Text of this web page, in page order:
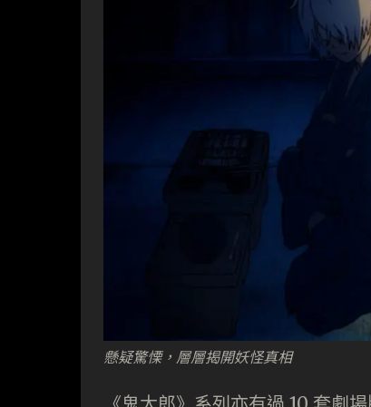
懸疑驚慄，層層揭開妖怪真相